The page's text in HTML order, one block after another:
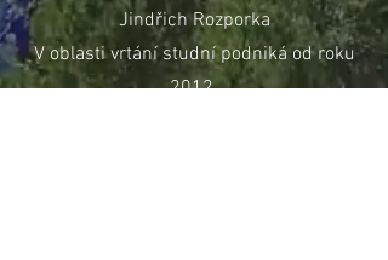
Jindřich Rozporka
V oblasti vrtání studní podniká od roku
2012.